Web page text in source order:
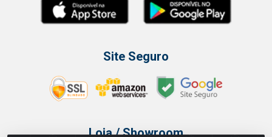
Site Seguro
Loja / Showroom